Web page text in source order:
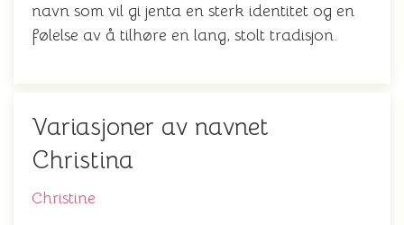
navn som vil gi jenta en sterk identitet og en
følelse av å tilhøre en lang, stolt tradisjon.
Variasjoner av navnet
Christina
Christine